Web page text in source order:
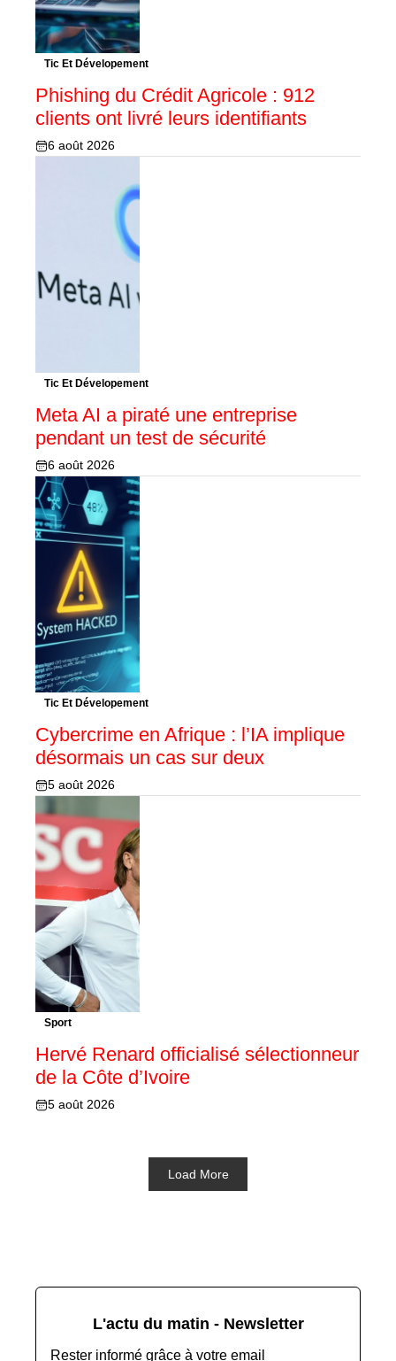
Tic Et Dévelopement
Phishing du Crédit Agricole : 912
clients ont livré leurs identifiants
6 août 2026
Tic Et Dévelopement
Meta AI a piraté une entreprise
pendant un test de sécurité
6 août 2026
Tic Et Dévelopement
Cybercrime en Afrique : l’IA implique
désormais un cas sur deux
5 août 2026
Sport
Hervé Renard officialisé sélectionneur
de la Côte d’Ivoire
5 août 2026
Load More
L'actu du matin - Newsletter
Rester informé grâce à votre email